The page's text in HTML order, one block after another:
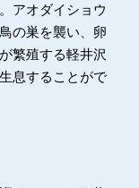
アオダイショウ
の巣を襲い、卵
繁殖する軽井沢
息することがで